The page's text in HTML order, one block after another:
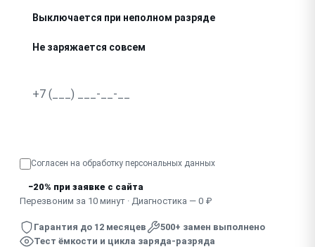
Выключается при неполном разряде
Не заряжается совсем
Согласен на обработку персональных данных
−20% при заявке с сайта
Перезвоним за 10 минут · Диагностика — 0 ₽
Гарантия до 12 месяцев
500+ замен выполнено
Тест ёмкости и цикла заряда-разряда